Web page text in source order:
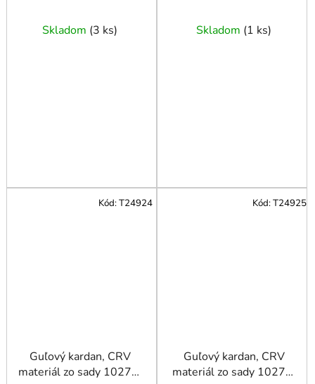
Skladom (3 ks)
leštený povrch
Skladom (1 ks)
Guľový kardan, CRV
materiál zo sady 10270.
Kód:T24924
Guľový kardan, CRV
materiál zo sady 10270.
Kód:T24925